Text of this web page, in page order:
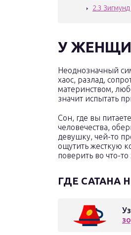
2.3
У
Неоднозначный
хаос, разлад,
материнством,
значит испытать
Сон, где вы
человечества,
девушку, чей-то
ощутить жесткую
поверить во что-
ГДЕ САТАНА